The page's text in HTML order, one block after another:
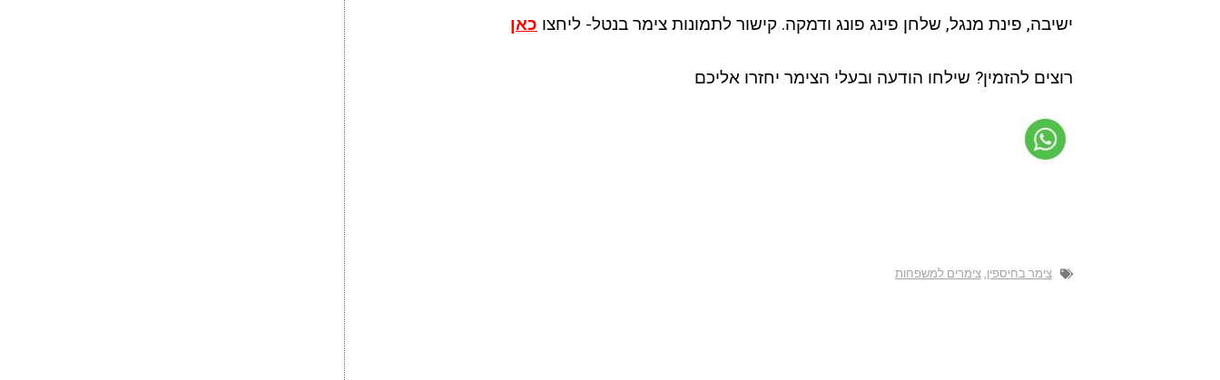
ישיבה, פינת מנגל, שלחן פינג פונג ודמקה. קישור לתמונות צימר בנטל- ליחצו כאן
רוצים להזמין? שילחו הודעה ובעלי הצימר יחזרו אליכם
צימר בחיספין, צימרים למשפחות